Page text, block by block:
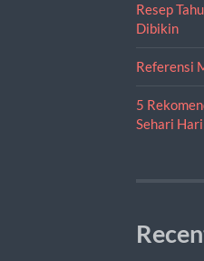
Resep
Dibikin
Referensi
5
Sehari